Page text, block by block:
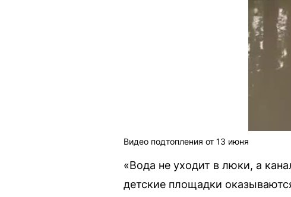
Видео подтопления от 13 июня
«Вода не уходит в люки, а
детские площадки